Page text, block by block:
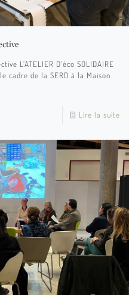
L’ATELIER D’éco SOLIDAIRE
cadre de la SERD à la Maison
Lire la suite